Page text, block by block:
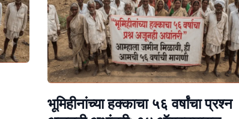
भूमिहीनांच्या हक्काचा ५६ वर्षांचा प्रश्न